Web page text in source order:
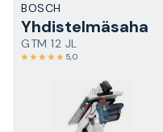
BOSCH
Yhdistelmäsaha
GTM 12 JL
5,0